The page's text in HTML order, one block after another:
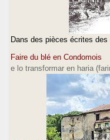
Dans des pièces écrites
Faire du blé en Condomois
e lo transformar en haria